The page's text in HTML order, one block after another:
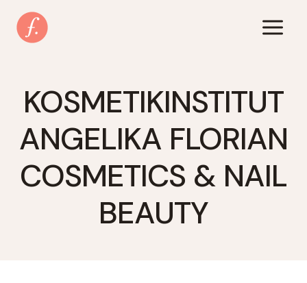
Inhalt
springen
KOSMETIKINSTITUT
ANGELIKA FLORIAN
COSMETICS & NAIL
BEAUTY